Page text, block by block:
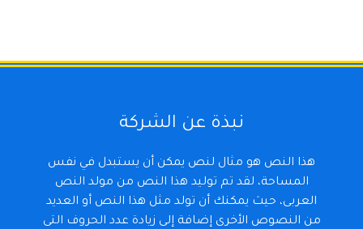
نبذة عن الشركة
هذا النص هو مثال لنص يمكن أن يستبدل في نفس
المساحة، لقد تم توليد هذا النص من مولد النص
العربى، حيث يمكنك أن تولد مثل هذا النص أو العديد
من النصوص الأخرى إضافة إلى زيادة عدد الحروف التى